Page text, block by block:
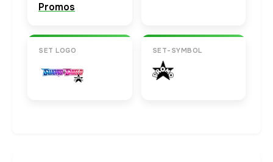
Promos
SET LOGO SET-SYMBOL